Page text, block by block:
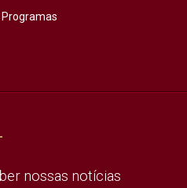
Programas
nossas notícias